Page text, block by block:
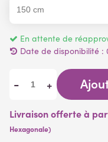
En attente de
Date de disponibilité :
- +
Livraison offerte à
Hexagonale)